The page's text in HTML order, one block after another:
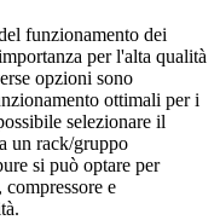
funzionamento dei
per l'alta qualità
opzioni sono
ottimali per i
selezionare il
un rack/gruppo
si può optare per
e